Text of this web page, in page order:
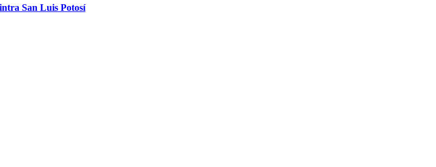
San Luis Potosí